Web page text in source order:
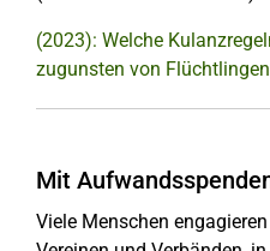
(2023): Welche
zugunsten von
Mit
Viele Menschen